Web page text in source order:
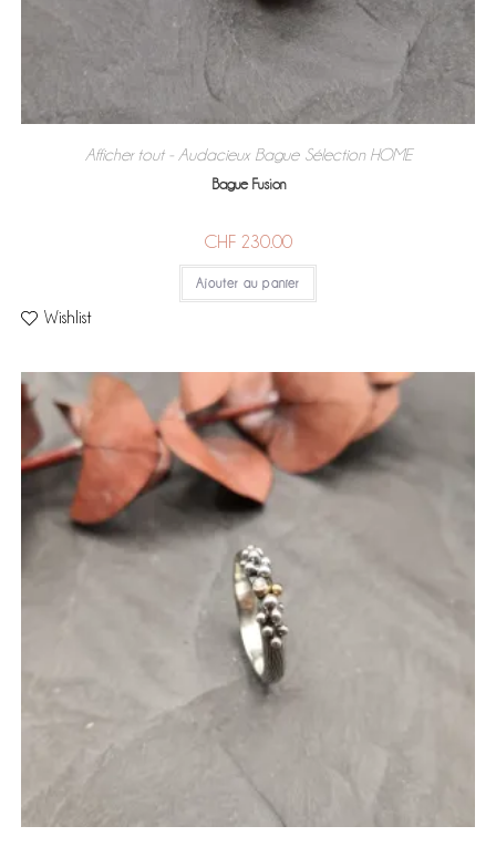
Afficher tout - Audacieux, Bague, Sélection HOME
Bague Fusion
CHF 230.00
Ajouter au panier
Wishlist